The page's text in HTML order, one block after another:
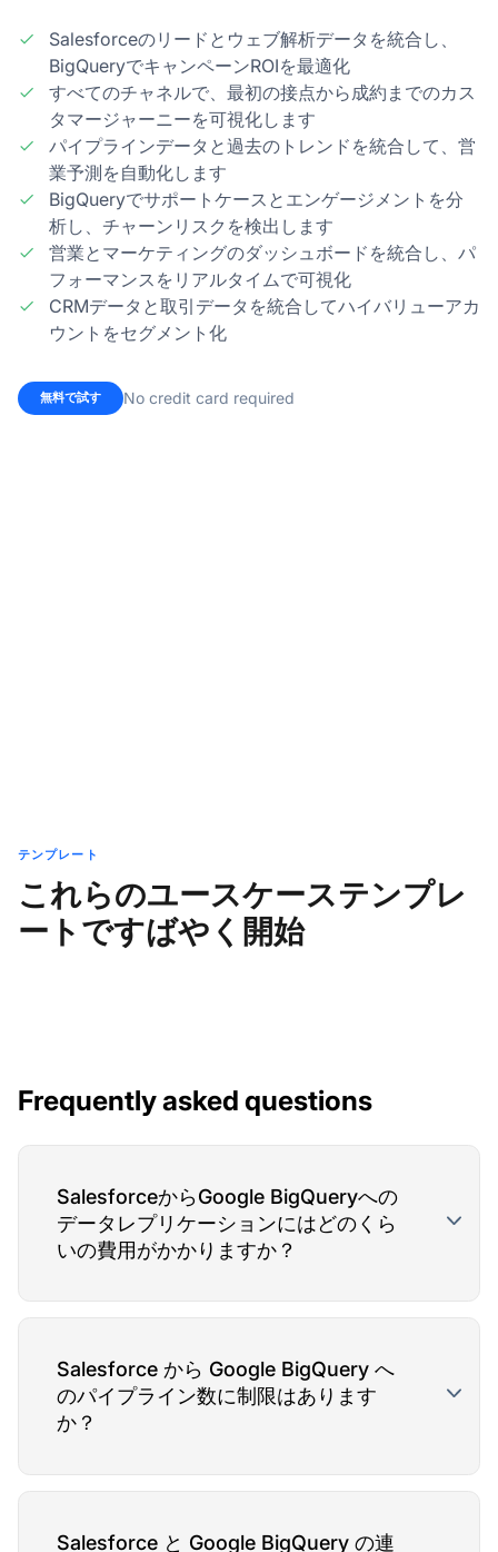
Salesforceのリードとウェブ解析データを統合し、
BigQueryでキャンペーンROIを最適化
すべてのチャネルで、最初の接点から成約までのカス
タマージャーニーを可視化します
パイプラインデータと過去のトレンドを統合して、営
業予測を自動化します
BigQueryでサポートケースとエンゲージメントを分
析し、チャーンリスクを検出します
営業とマーケティングのダッシュボードを統合し、パ
フォーマンスをリアルタイムで可視化
CRMデータと取引データを統合してハイバリューアカ
ウントをセグメント化
無料で試す No credit card required
テンプレート
これらのユースケーステンプレ
ートですばやく開始
Frequently asked questions
SalesforceからGoogle BigQueryへの
データレプリケーションにはどのくら
いの費用がかかりますか？
Salesforce から Google BigQuery へ
のパイプライン数に制限はあります
か？
Salesforce と Google BigQuery の連